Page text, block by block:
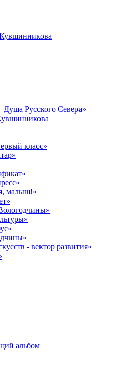
Душа Русского Севера»
класс»
малыш!»
- вектор развития»
альбом